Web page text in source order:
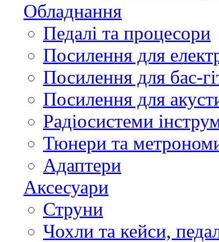
Обладнання
Педалі та процесори
Посилення для
Посилення для бас-
Посилення для
Радіосистеми
Тюнери та
Адаптери
Аксесуари
Струни
Чохли та кейси,